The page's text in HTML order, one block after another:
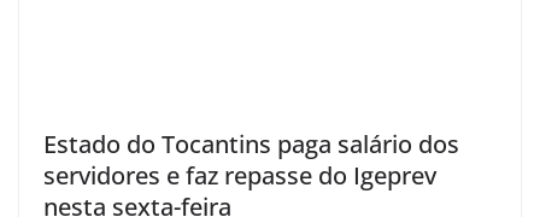
Estado do Tocantins paga salário dos
servidores e faz repasse do Igeprev
nesta sexta-feira